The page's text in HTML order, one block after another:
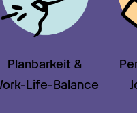
Planbarkeit &
Life-Balance